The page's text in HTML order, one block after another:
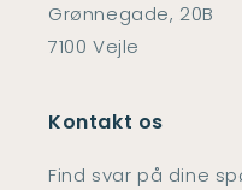
Grønnegade, 20B
7100 Vejle
Kontakt os
Find svar på dine